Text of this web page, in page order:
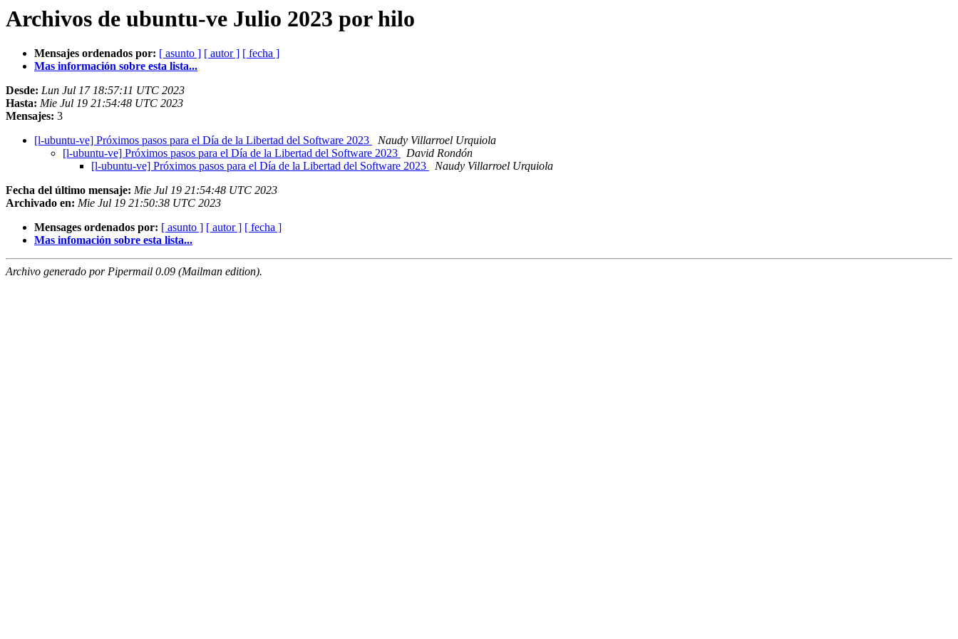
Archivos de ubuntu-ve Julio 2023 por hilo
Mensajes ordenados por: [ asunto ] [ autor ] [ fecha ]
Mas información sobre esta lista...
Desde: Lun Jul 17 18:57:11 UTC 2023
Hasta: Mie Jul 19 21:54:48 UTC 2023
Mensajes: 3
[l-ubuntu-ve] Próximos pasos para el Día de la Libertad del Software 2023
Naudy Villarroel Urquiola
[l-ubuntu-ve] Próximos pasos para el Día de la Libertad del Software 2023
David Rondón
[l-ubuntu-ve] Próximos pasos para el Día de la Libertad del Software 2023
Naudy Villarroel Urquiola
Fecha del último mensaje: Mie Jul 19 21:54:48 UTC 2023
Archivado en: Mie Jul 19 21:50:38 UTC 2023
Mensages ordenados por: [ asunto ] [ autor ] [ fecha ]
Mas infomación sobre esta lista...
Archivo generado por Pipermail 0.09 (Mailman edition).